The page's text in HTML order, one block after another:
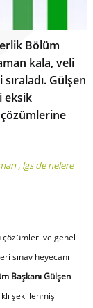
Bölüm
kala, veli
Gülşen
eksik
, lgs de nelere
çözümleri ve genel
sınav heyecanı
Başkanı Gülşen
şekillenmiş